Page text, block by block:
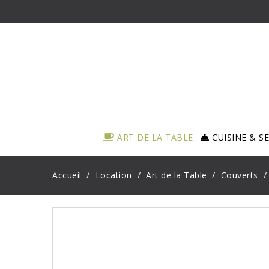
ART DE LA TABLE CUISINE &
Accueil Location Art de la Table Couverts